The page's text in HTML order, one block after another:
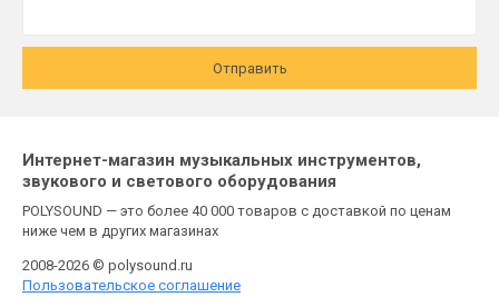
Отправить
Интернет-магазин музыкальных инструментов,
звукового и светового оборудования
POLYSOUND — это более 40 000 товаров с доставкой по ценам
ниже чем в других магазинах
2008-2026 © polysound.ru
Пользовательское соглашение